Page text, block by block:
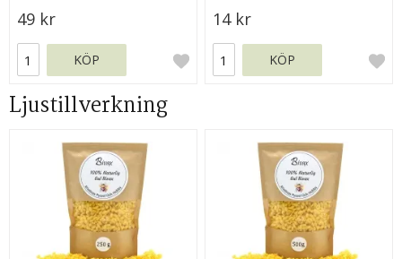
49 kr
KÖP
14 kr
KÖP
Ljustillverkning